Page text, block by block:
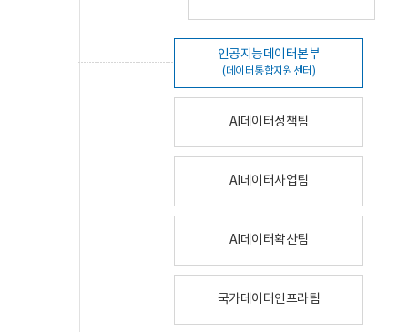
인공지능데이터본부
(데이터통합지원센터)
AI데이터정책팀
AI데이터사업팀
AI데이터확산팀
국가데이터인프라팀